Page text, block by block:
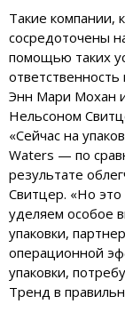
Такие компании,
сосредоточены
помощью таких
Энн Мари Мохан
Нельсоном
«Сейчас на
Waters — по
результате
Свитцер. «Но
уделяем особое
упаковки,
операционной
упаковки,
Тренд в